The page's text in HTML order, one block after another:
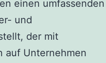
einen umfassenden
und
der mit
auf Unternehmen